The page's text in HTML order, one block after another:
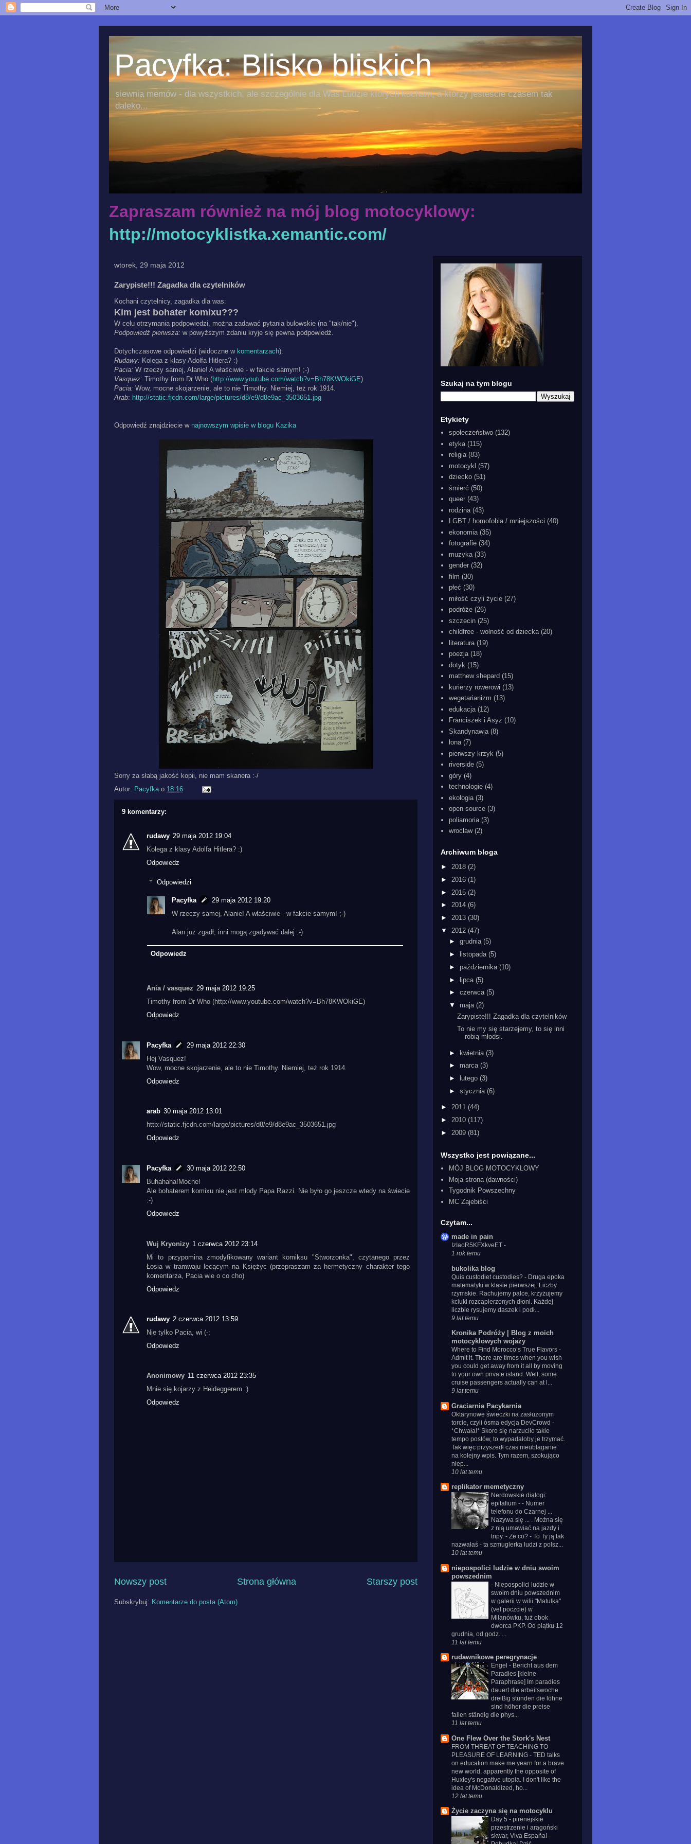
Pacyfka: Blisko bliskich
siewnia memów - dla wszystkich, ale szczególnie dla Was Ludzie których kocham, a którzy jesteście czasem tak
daleko...
Zapraszam również na mój blog motocyklowy:
http://motocyklistka.xemantic.com/
wtorek, 29 maja 2012
Zarypiste!!! Zagadka dla czytelników
Kochani czytelnicy, zagadka dla was:
Kim jest bohater komixu???
W celu otrzymania podpowiedzi, można zadawać pytania bulowskie (na "tak/nie").
Podpowiedź pierwsza: w powyższym zdaniu kryje się pewna podpowiedź.
Dotychczasowe odpowiedzi (widoczne w komentarzach):
Rudawy: Kolega z klasy Adolfa Hitlera? :)
Pacia: W rzeczy samej, Alanie! A właściwie - w fakcie samym! ;-)
Vasquez: Timothy from Dr Who (http://www.youtube.com/watch?v=Bh78KWOkiGE)
Pacia: Wow, mocne skojarzenie, ale to nie Timothy. Niemiej, też rok 1914.
Arab: http://static.fjcdn.com/large/pictures/d8/e9/d8e9ac_3503651.jpg
Odpowiedź znajdziecie w najnowszym wpisie w blogu Kazika
Sorry za słabą jakość kopii, nie mam skanera :-/
Autor: Pacyfka o 18:16
9 komentarzy:
rudawy 29 maja 2012 19:04
Kolega z klasy Adolfa Hitlera? :)
Odpowiedz
Odpowiedzi
Pacyfka
29 maja 2012 19:20
W rzeczy samej, Alanie! A właściwie - w fakcie samym! ;-)
Alan już zgadł, inni mogą zgadywać dalej :-)
Odpowiedz
Ania / vasquez 29 maja 2012 19:25
Timothy from Dr Who (http://www.youtube.com/watch?v=Bh78KWOkiGE)
Odpowiedz
Pacyfka
29 maja 2012 22:30
Hej Vasquez!
Wow, mocne skojarzenie, ale to nie Timothy. Niemiej, też rok 1914.
Odpowiedz
arab 30 maja 2012 13:01
http://static.fjcdn.com/large/pictures/d8/e9/d8e9ac_3503651.jpg
Odpowiedz
Pacyfka
30 maja 2012 22:50
Buhahaha!Mocne!
Ale bohaterem komixu nie jest młody Papa Razzi. Nie było go jeszcze wtedy na świecie
:-)
Odpowiedz
Wuj Kryonizy 1 czerwca 2012 23:14
Mi to przypomina zmodyfikowany wariant komiksu "Stworzonka", czytanego przez
Łosia w tramwaju lecącym na Księżyc (przepraszam za hermetyczny charakter tego
komentarza, Pacia wie o co cho)
Odpowiedz
rudawy 2 czerwca 2012 13:59
Nie tylko Pacia, wi (-;
Odpowiedz
Anonimowy 11 czerwca 2012 23:35
Mnie się kojarzy z Heideggerem :)
Odpowiedz
Nowszy post Starszy post
Strona główna
Subskrybuj: Komentarze do posta (Atom)
Szukaj na tym blogu
Etykiety
społeczeństwo (132)
etyka (115)
religia (83)
motocykl (57)
dziecko (51)
śmierć (50)
queer (43)
rodzina (43)
LGBT / homofobia / mniejszości (40)
ekonomia (35)
fotografie (34)
muzyka (33)
gender (32)
film (30)
płeć (30)
miłość czyli życie (27)
podróże (26)
szczecin (25)
childfree - wolność od dziecka (20)
literatura (19)
poezja (18)
dotyk (15)
matthew shepard (15)
kurierzy rowerowi (13)
wegetarianizm (13)
edukacja (12)
Franciszek i Asyż (10)
Skandynawia (8)
łona (7)
pierwszy krzyk (5)
riverside (5)
góry (4)
technologie (4)
ekologia (3)
open source (3)
poliamoria (3)
wrocław (2)
Archiwum bloga
► 2018 (2)
► 2016 (1)
► 2015 (2)
► 2014 (6)
► 2013 (30)
▼ 2012 (47)
► grudnia (5)
►
listopada (5)
► października (10)
► lipca (5)
► czerwca (5)
▼ maja (2)
Zarypiste!!! Zagadka dla czytelników
To nie my się starzejemy, to się inni
robią młodsi.
► kwietnia (3)
► marca (3)
►
lutego (3)
► stycznia (6)
► 2011 (44)
► 2010 (117)
► 2009 (81)
Wszystko jest powiązane...
MÓJ BLOG MOTOCYKLOWY
Moja strona (dawności)
Tygodnik Powszechny
MC Zajebiści
Czytam...
made in pain
IzIaoR5KFXkveET -
1 rok temu
bukolika blog
Quis custodiet custodies? - Druga epoka
matematyki w klasie pierwszej. Liczby
rzymskie. Rachujemy palce, krzyżujemy
kciuki rozcapierzonych dłoni. Każdej
liczbie rysujemy daszek i podł...
9 lat temu
Kronika Podróży | Blog z moich
motocyklowych wojaży
Where to Find Morocco’s True Flavors -
Admit it. There are times when you wish
you could get away from it all by moving
to your own private island. Well, some
cruise passengers actually can at l...
9 lat temu
Graciarnia Pacykarnia
Oktarynowe świeczki na zasłużonym
torcie, czyli ósma edycja DevCrowd -
*Chwała!* Skoro się narzuciło takie
tempo postów, to wypadałoby je trzymać.
Tak więc przyszedł czas nieubłaganie
na kolejny wpis. Tym razem, szokująco
niep...
10 lat temu
replikator memetyczny
Nerdowskie dialogi:
epitafium - - Numer
telefonu do Czarnej ...
Nazywa się ... . Można się
z nią umawiać na jazdy i
tripy. - Że co? - To Ty ją tak
nazwałaś - ta szmuglerka ludzi z polsz...
10 lat temu
niepospolici ludzie w dniu swoim
powszednim
- Niepospolici ludzie w
swoim dniu powszednim
w galerii w wilii "Matulka"
(vel poczcie) w
Milanówku, tuż obok
dworca PKP. Od piątku 12
grudnia, od godz. ...
11 lat temu
rudawnikowe peregrynacje
Engel - Bericht aus dem
Paradies [kleine
Paraphrase] Im paradies
dauert die arbeitswoche
dreißig stunden die löhne
sind höher die preise
fallen ständig die phys...
11 lat temu
One Flew Over the Stork's Nest
FROM THREAT OF TEACHING TO
PLEASURE OF LEARNING - TED talks
on education make me yearn for a brave
new world, apparently the opposite of
Huxley's negative utopia. I don't like the
idea of McDonaldized, ho...
12 lat temu
Życie zaczyna się na motocyklu
Day 5 - pirenejskie
przestrzenie i aragoński
skwar, Viva España! -